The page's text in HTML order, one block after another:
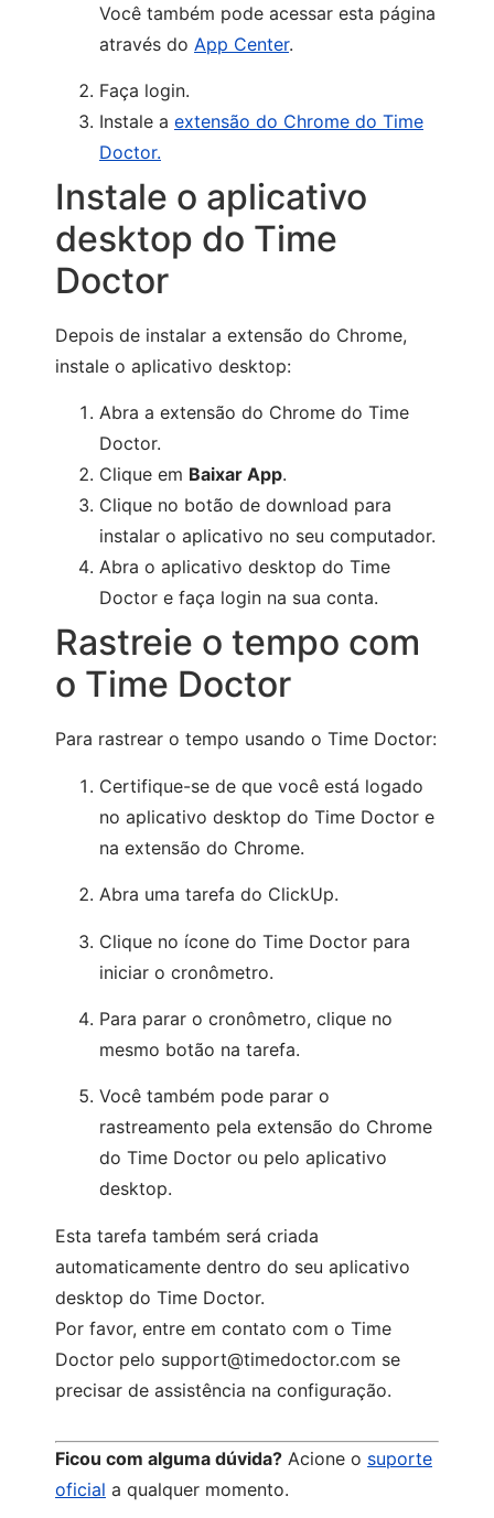
Você também pode acessar esta página
através do App Center.
Faça login.
Instale a extensão do Chrome do Time
Doctor.
Instale o aplicativo
desktop do Time
Doctor
Depois de instalar a extensão do Chrome,
instale o aplicativo desktop:
Abra a extensão do Chrome do Time
Doctor.
Clique em Baixar App.
Clique no botão de download para
instalar o aplicativo no seu computador.
Abra o aplicativo desktop do Time
Doctor e faça login na sua conta.
Rastreie o tempo com
o Time Doctor
Para rastrear o tempo usando o Time Doctor:
Certifique-se de que você está logado
no aplicativo desktop do Time Doctor e
na extensão do Chrome.
Abra uma tarefa do ClickUp.
Clique no ícone do Time Doctor para
iniciar o cronômetro.
Para parar o cronômetro, clique no
mesmo botão na tarefa.
Você também pode parar o
rastreamento pela extensão do Chrome
do Time Doctor ou pelo aplicativo
desktop.
Esta tarefa também será criada
automaticamente dentro do seu aplicativo
desktop do Time Doctor.
Por favor, entre em contato com o Time
Doctor pelo support@timedoctor.com se
precisar de assistência na configuração.
Ficou com alguma dúvida? Acione o suporte
oficial a qualquer momento.